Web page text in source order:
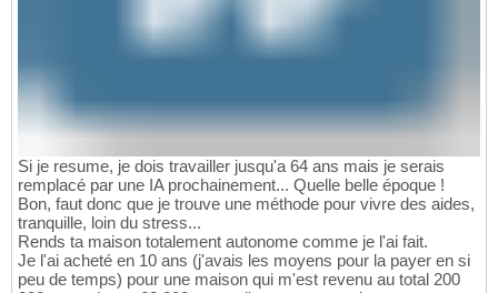
Si je resume, je dois travailler jusqu'a 64 ans mais je serais
remplacé par une IA prochainement... Quelle belle époque !
Bon, faut donc que je trouve une méthode pour vivre des aides,
tranquille, loin du stress...
Rends ta maison totalement autonome comme je l'ai fait.
Je l'ai acheté en 10 ans (j'avais les moyens pour la payer en si
peu de temps) pour une maison qui m'est revenu au total 200